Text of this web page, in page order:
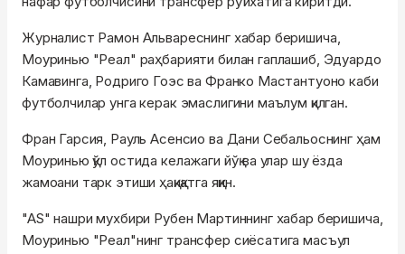
Журналист Рамон Альвареснинг хабар беришича,
Моуринью "Реал" раҳбарияти билан гаплашиб, Эдуардо
Камавинга, Родриго Гоэс ва Франко Мастантуоно каби
футболчилар унга керак эмаслигини маълум қилган.
Фран Гарсия, Рауль Асенсио ва Дани Себальоснинг ҳам
Моуринью қўл остида келажаги йўқ ва улар шу ёзда
жамоани тарк этиши ҳақиқатга яқин.
"AS" нашри мухбири Рубен Мартиннинг хабар беришича,
Моуринью "Реал"нинг трансфер сиёсатига масъул